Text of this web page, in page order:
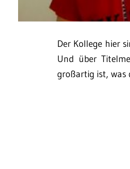
Der Kollege hier
Und über
großartig ist, was